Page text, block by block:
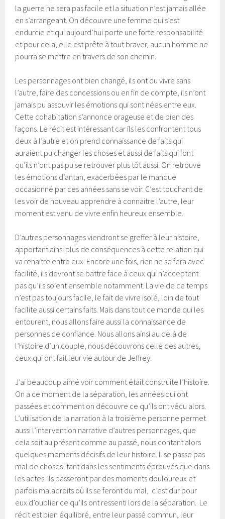
la guerre ne sera pas facile et la situation n’est jamais allée
en s’arrangeant. On découvre une femme qui s’est
endurcie et qui aujourd’hui porte une forte responsabilité
et pour cela, elle est prête à tout braver, aucun homme ne
pourra se mettre en travers de son chemin.
Les personnages ont bien changé, ils ont du vivre sans
l’autre, faire des concessions ou en fin de compte, ils n’ont
jamais pu assouvir les émotions qui sont nées entre eux.
Cette cohabitation s’annonce orageuse et de bien des
façons. Le récit est intéressant car ils les confrontent tous
deux à l’autre et on prend connaissance de faits qui
auraient pu changer les choses et aussi de faits qui font
qu’ils n’ont pas pu se retrouver plus tôt aussi. On retrouve
les émotions d’antan, exacerbées par le manque
occasionné par ces années sans se voir. C’est touchant de
les voir de nouveau apprendre à connaitre l’autre, leur
moment est venu de vivre enfin heureux ensemble.
D’autres personnages viendront se greffer à leur histoire,
apportant ainsi plus de conséquences à cette relation qui
va renaitre entre eux. Encore une fois, rien ne se fera avec
facilité, ils devront se battre face à ceux qui n’acceptent
pas qu’ils soient ensemble notamment. La vie de ce temps
n’est pas toujours facile, le fait de vivre isolé, loin de tout
facilite aussi certains faits. Mais dans tout ce monde qui les
entourent, nous allons faire aussi la connaissance de
personnes de confiance. Nous allons ainsi au delà de
l’histoire d’un couple, nous découvrons celle des autres,
ceux qui ont fait leur vie autour de Jeffrey.
J’ai beaucoup aimé voir comment était construite l’histoire.
On a ce moment de la séparation, les années qui ont
passées et comment on découvre ce qu’ils ont vécu alors.
L’utilisation de la narration à la troisième personne permet
aussi l’intervention narrative d’autres personnages, que
cela soit au présent comme au passé, nous contant alors
quelques moments décisifs de leur histoire. Il se passe pas
mal de choses, tant dans les sentiments éprouvés que dans
les actes. Ils passeront par des moments douloureux et
parfois maladroits où ils se feront du mal, c’est dur pour
eux d’oublier ce qu’ils ont ressenti lors de la séparation. Le
récit est bien équilibré, entre leur passé commun, leur